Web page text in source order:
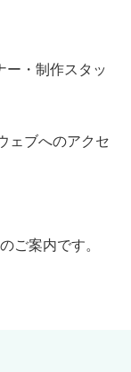
ー ・制作スタッ
ご案内です。